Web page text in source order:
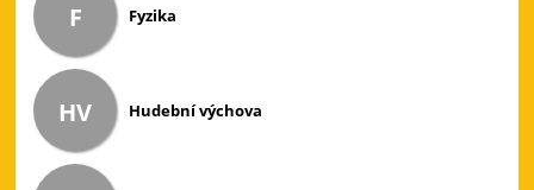
F Fyzika
HV Hudební výchova